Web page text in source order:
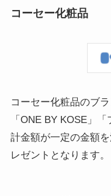
コーセー化粧品
コーセー化粧品のブ
「ONE BY KOSE」
計金額が一定の金額
レゼントとなります。